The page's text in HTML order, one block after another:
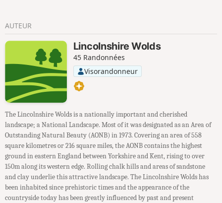
AUTEUR
Lincolnshire Wolds
45 Randonnées
Visorandonneur
The Lincolnshire Wolds is a nationally important and cherished
landscape; a National Landscape. Most of it was designated as an Area of
Outstanding Natural Beauty (AONB) in 1973. Covering an area of 558
square kilometres or 216 square miles, the AONB contains the highest
ground in eastern England between Yorkshire and Kent, rising to over
150m along its western edge. Rolling chalk hills and areas of sandstone
and clay underlie this attractive landscape. The Lincolnshire Wolds has
been inhabited since prehistoric times and the appearance of the
countryside today has been greatly influenced by past and present